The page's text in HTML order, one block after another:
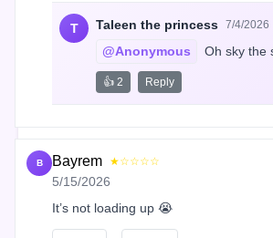
T Taleen the princess 7/4/2026
@Anonymous Oh sky the
👍 2 Reply
B Bayrem ★☆☆☆☆
5/15/2026
It’s not loading up 😭